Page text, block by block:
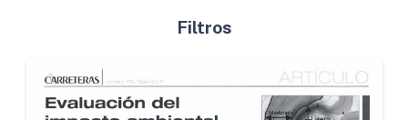
Filtros